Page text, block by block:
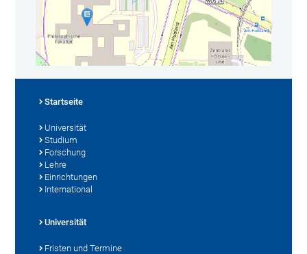
Startseite
Universität
Studium
Forschung
Lehre
Einrichtungen
International
Universität
Fristen und Termine